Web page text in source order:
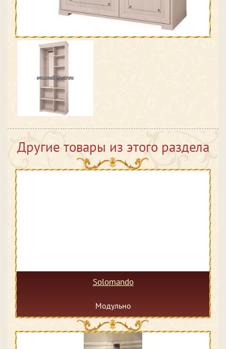
Другие товары из этого раздела
Solomando
Модульно